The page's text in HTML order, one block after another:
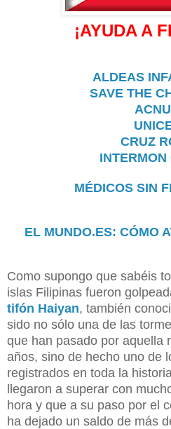
¡AYUDA A
ALDEAS
SAVE THE
CRUZ
INTERMON
MÉDICOS SIN
EL MUNDO.ES: CÓMO
Como supongo que sabéis
islas Filipinas fueron
tifón Haiyan, también
sido no sólo una de las
que han pasado por aquella
años, sino de hecho uno de
registrados en toda la
llegaron a superar con
hora y que a su paso por el
ha dejado un saldo de más